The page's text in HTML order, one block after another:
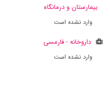
بیمارستان و درمانگاه
وارد نشده است
داروخانه - فارمسی
وارد نشده است